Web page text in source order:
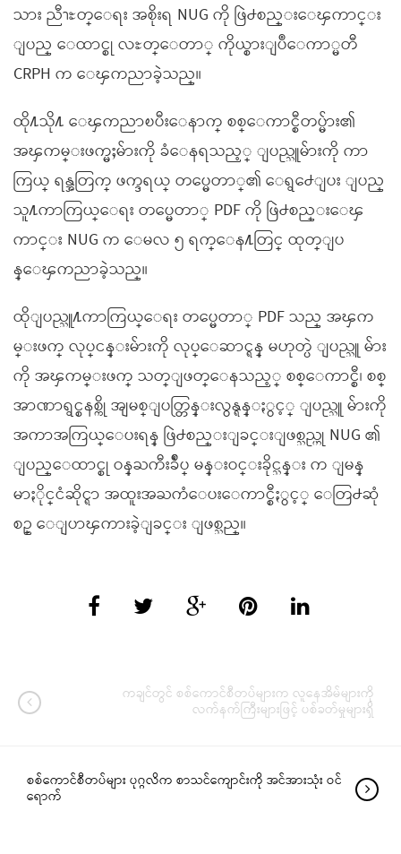
သား ညီၫႊတ္ေရး အစိုးရ NUG ကို ဖြဲ႕စည္းေၾကာင္း
ျပည္ ေထာင္စု လႊတ္ေတာ္ ကိုယ္စားျပဳေကာ္မတီ
CRPH က ေၾကညာခဲ့သည္။
ထို႔သို႔ ေၾကညာၿပီးေနာက္ စစ္ေကာင္စီတပ္မ်ား၏
အၾကမ္းဖက္မႈမ်ားကို ခံေနရသည့္ ျပည္သူမ်ားကို ကာ
ကြယ္ ရန္အတြက္ ဖက္ဒရယ္ တပ္မေတာ္၏ ေရွ႕ေျပး ျပည္
သူ႔ကာကြယ္ေရး တပ္မေတာ္ PDF ကို ဖြဲ႕စည္းေၾ
ကာင္း NUG က ေမလ ၅ ရက္ေန႔တြင္ ထုတ္ျပ
န္ေၾကညာခဲ့သည္။
ထိုျပည္သူ႔ကာကြယ္ေရး တပ္မေတာ္ PDF သည္ အၾက
မ္းဖက္ လုပ္ငန္းမ်ားကို လုပ္ေဆာင္ရန္ မဟုတ္ပဲ ျပည္သူ မ်ား
ကို အၾကမ္းဖက္ သတ္ျဖတ္ေနသည့္ စစ္ေကာင္စီ၊ စစ္
အာဏာရွင္စနစ္ကို အျမစ္ျပတ္တြန္းလွန္ရန္ႏွင့္ ျပည္သူ မ်ားကို
အကာအကြယ္ေပးရန္ ဖြဲ႕စည္းျခင္းျဖစ္သည္ဟု NUG ၏
ျပည္ေထာင္စု ဝန္ႀကီးခ်ဳပ္ မန္းဝင္းခိုင္သန္း က ျမန္
မာႏိုင္ငံဆိုင္ရာ အထူးအႀကံေပးေကာင္စီႏွင့္ ေတြ႕ဆုံ
စဥ္ ေျပာၾကားခဲ့ျခင္း ျဖစ္သည္။
ကချင်တွင် စစ်ကောင်စီတပ်များက လူနေအိမ်များကို
လက်နက်ကြီးများဖြင့် ပစ်ခတ်မှုများရှိ
စစ်ကောင်စီတပ်များ ပုဂ္ဂလိက စာသင်ကျောင်းကို အင်အားသုံး ဝင်
ရောက်